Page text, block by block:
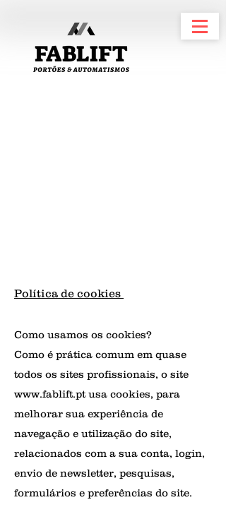
Política de cookies
Como usamos os cookies?
Como é prática comum em quase
todos os sites profissionais, o site
www.fablift.pt usa cookies, para
melhorar sua experiência de
navegação e utilização do site,
relacionados com a sua conta, login,
envio de newsletter, pesquisas,
formulários e preferências do site.